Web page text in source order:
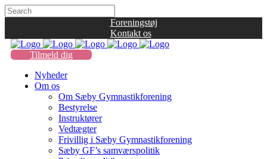
Foreningstøj
Kontakt os
Tilmeld dig
Nyheder
Om os
Om Sæby Gymnastikforening
Bestyrelse
Instruktører
Vedtægter
Frivillig i Sæby Gymnastikforening
Sæby GF’s samværspolitik